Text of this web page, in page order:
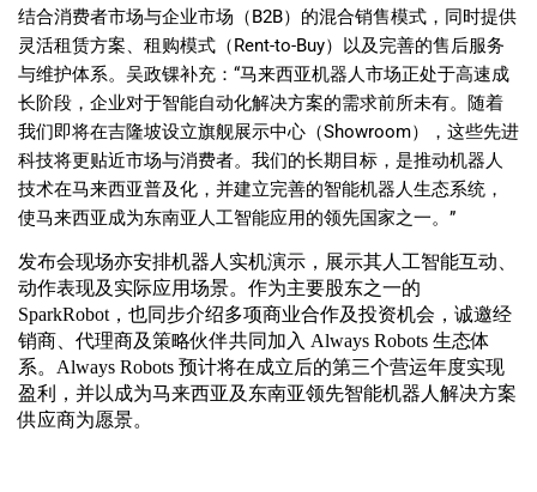
结合消费者市场与企业市场（B2B）的混合销售模式，同时提供
灵活租赁方案、租购模式（Rent-to-Buy）以及完善的售后服务
与维护体系。吴政锞补充：“马来西亚机器人市场正处于高速成
长阶段，企业对于智能自动化解决方案的需求前所未有。随着
我们即将在吉隆坡设立旗舰展示中心（Showroom），这些先进
科技将更贴近市场与消费者。我们的长期目标，是推动机器人
技术在马来西亚普及化，并建立完善的智能机器人生态系统，
使马来西亚成为东南亚人工智能应用的领先国家之一。”
发布会现场亦安排机器人实机演示，展示其人工智能互动、
动作表现及实际应用场景。作为主要股东之一的
SparkRobot，也同步介绍多项商业合作及投资机会，诚邀经
销商、代理商及策略伙伴共同加入 Always Robots 生态体
系。 Always Robots 预计将在成立后的第三个营运年度实现
盈利，并以成为马来西亚及东南亚领先智能机器人解决方案
供应商为愿景。